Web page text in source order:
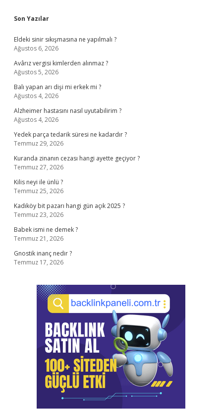
Sidebar
Son Yazılar
Eldeki sinir sıkışmasına ne yapılmalı ?
Ağustos 6, 2026
Avârız vergisi kimlerden alınmaz ?
Ağustos 5, 2026
Balı yapan arı dişi mi erkek mi ?
Ağustos 4, 2026
Alzheimer hastasını nasıl uyutabilirim ?
Ağustos 4, 2026
Yedek parça tedarik süresi ne kadardır ?
Temmuz 29, 2026
Kuranda zinanın cezası hangi ayette geçiyor ?
Temmuz 27, 2026
Kilis neyi ile ünlü ?
Temmuz 25, 2026
Kadıköy bit pazarı hangi gün açık 2025 ?
Temmuz 23, 2026
Babek ismi ne demek ?
Temmuz 21, 2026
Gnostik inanç nedir ?
Temmuz 17, 2026